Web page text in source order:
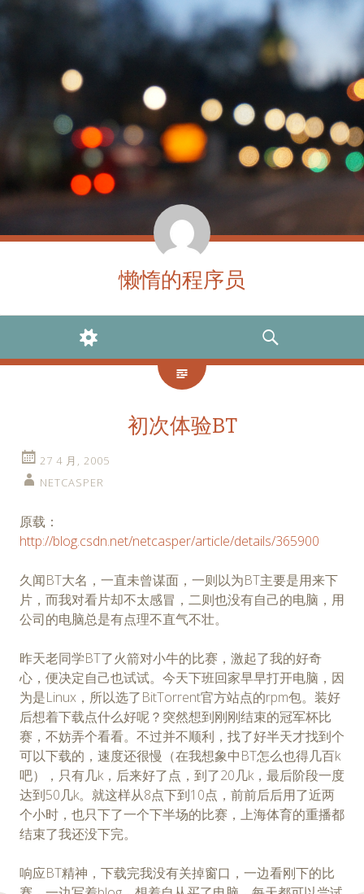
懒惰的程序员
WIDGETS
SEARCH
初次体验BT
27 4 月, 2005
NETCASPER
原载：
http://blog.csdn.net/netcasper/article/details/365900
久闻BT大名，一直未曾谋面，一则以为BT主要是用来下
片，而我对看片却不太感冒，二则也没有自己的电脑，用
公司的电脑总是有点理不直气不壮。
昨天老同学BT了火箭对小牛的比赛，激起了我的好奇
心，便决定自己也试试。今天下班回家早早打开电脑，因
为是Linux，所以选了BitTorrent官方站点的rpm包。装好
后想着下载点什么好呢？突然想到刚刚结束的冠军杯比
赛，不妨弄个看看。不过并不顺利，找了好半天才找到个
可以下载的，速度还很慢（在我想象中BT怎么也得几百k
吧），只有几k，后来好了点，到了20几k，最后阶段一度
达到50几k。就这样从8点下到10点，前前后后用了近两
个小时，也只下了一个下半场的比赛，上海体育的重播都
结束了我还没下完。
响应BT精神，下载完我没有关掉窗口，一边看刚下的比